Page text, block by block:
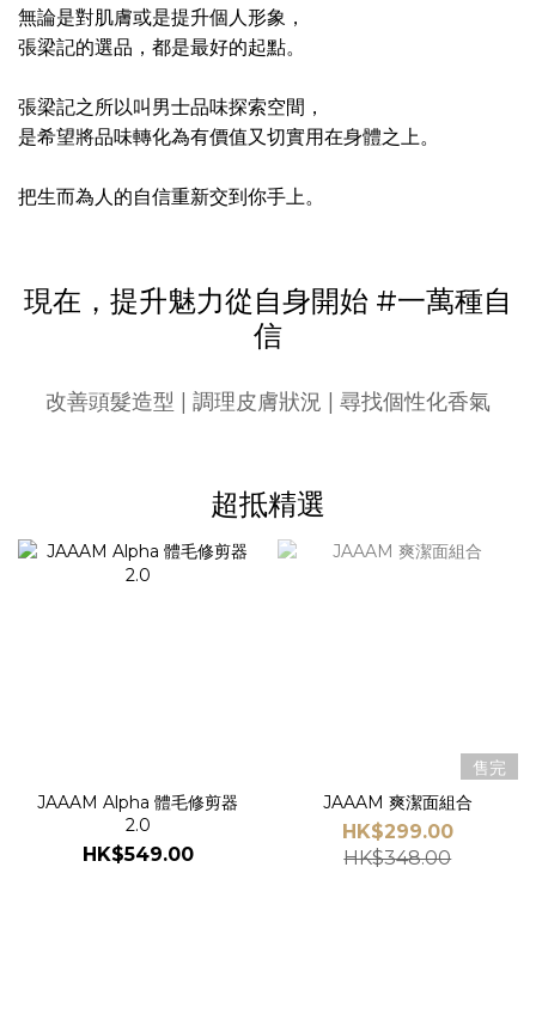
無論是對肌膚或是提升個人形象，
張梁記的選品，都是最好的起點。
張梁記之所以叫男士品味探索空間，
是希望將品味轉化為有價值又切實用在身體之上。
把生而為人的自信重新交到你手上。
現在，提升魅力從自身開始 #一萬種自
信
改善頭髮造型 | 調理皮膚狀況 | 尋找個性化香氣
超抵精選
JAAAM Alpha 體毛修剪器
2.0
HK$549.00
售完
JAAAM 爽潔面組合
HK$299.00
HK$348.00